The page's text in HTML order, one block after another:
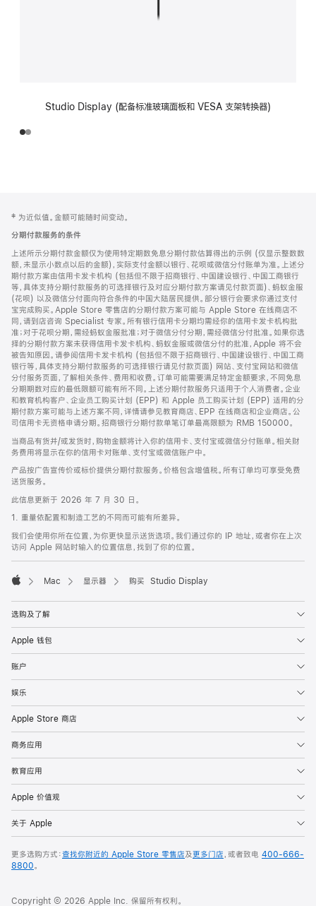
Studio Display (配备标准玻璃面板和 VESA 支架转换器)
页
页
脚
注
‡ 为近似值。金额可能随时间变动。
分期付款服务的条件
上述所示分期付款金额仅为使用特定期数免息分期付款估算得出的示例 (仅显示整数数
额，未显示小数点以后的金额)，实际支付金额以银行、花呗或微信分付账单为准。上述分
期付款方案由信用卡发卡机构 (包括但不限于招商银行、中国建设银行、中国工商银行
等，具体支持分期付款服务的可选择银行及对应分期付款方案请见付款页面)、蚂蚁金服
(花呗) 以及微信分付面向符合条件的中国大陆居民提供。部分银行会要求你通过支付
宝完成购买。Apple Store 零售店的分期付款方案可能与 Apple Store 在线商店不
同，请到店咨询 Specialist 专家。所有银行信用卡分期均需经你的信用卡发卡机构批
准；对于花呗分期，需经蚂蚁金服批准；对于微信分付分期，需经微信分付批准。如果你选
择的分期付款方案未获得信用卡发卡机构、蚂蚁金服或微信分付的批准，Apple 将不会
被告知原因。请参阅信用卡发卡机构 (包括但不限于招商银行、中国建设银行、中国工商
银行等，具体支持分期付款服务的可选择银行请见付款页面) 网站、支付宝网站和微信
分付服务页面，了解相关条件、费用和收费。订单可能需要满足特定金额要求，不同免息
分期期数对应的最低限额可能有所不同。上述分期付款服务只适用于个人消费者。企业
和教育机构客户、企业员工购买计划 (EPP) 和 Apple 员工购买计划 (EPP) 适用的分
期付款方案可能与上述方案不同，详情请参见教育商店、EPP 在线商店和企业商店。公
司信用卡无资格申请分期。招商银行分期付款单笔订单最高限额为 RMB 150000。
当商品有货并/或发货时，购物金额将计入你的信用卡、支付宝或微信分付账单。相关财
务费用将显示在你的信用卡对账单、支付宝或微信账户中。
产品按广告宣传价或标价提供分期付款服务。价格包含增值税。所有订单均可享受免费
送货服务。
此信息更新于 2026 年 7 月 30 日。
1. 重量依配置和制造工艺的不同而可能有所差异。
我们会使用你所在位置，为你更快显示送货选项。我们通过你的 IP 地址，或者你在上次
访问 Apple 网站时输入的位置信息，找到了你的位置。
Mac 显示器 购买 Studio Display
选购及了解
Apple 钱包
账户
娱乐
Apple Store 商店
商务应用
教育应用
Apple 价值观
关于 Apple
更多选购方式：查找你附近的 Apple Store 零售店及更多门店，或者致电 400-666-
8800。
Copyright © 2026 Apple Inc. 保留所有权利。